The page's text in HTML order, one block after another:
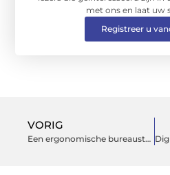
met ons en laat uw
Registreer u
VORIG
Een ergonomische bureaustoel als oplossing voor jouw rugklachten